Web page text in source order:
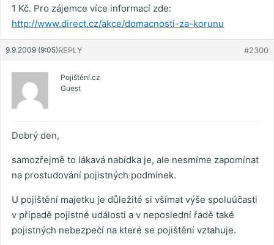
1 Kč. Pro zájemce více informací zde:
http://www.direct.cz/akce/domacnosti-za-korunu
9.9.2009 (9:05) #2300
REPLY
Pojištění.cz
Guest
Dobrý den,
samozřejmě to lákavá nabídka je, ale nesmíme zapomínat
na prostudování pojistných podmínek.
U pojištění majetku je důležité si všímat výše spoluúčasti
v případě pojistné události a v neposlední řadě také
pojistných nebezpečí na které se pojištění vztahuje.